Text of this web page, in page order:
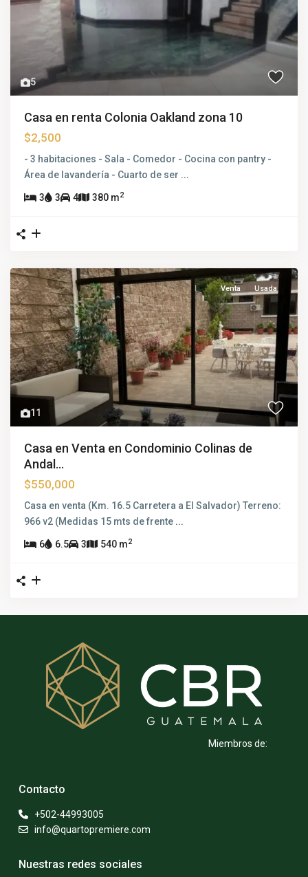
5
Casa en renta Colonia Oakland zona 10
$2,500
- 3 habitaciones - Sala - Comedor - Cocina con pantry -
Área de lavandería - Cuarto de ser ...
3 3 4 380 m2
11
Venta Usada
Casa en Venta en Condominio Colinas de
Andal...
$550,000
Casa en venta (Km. 16.5 Carretera a El Salvador) Terreno:
966 v2 (Medidas 15 mts de frente ...
6 6.5 3 540 m2
Miembros de:
Contacto
+502-44993005
info@quartopremiere.com
Nuestras redes sociales